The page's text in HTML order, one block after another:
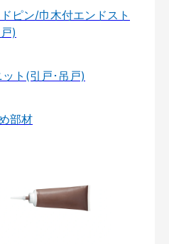
ピン/巾木付エンドスト
)
ト(引戸･吊戸)
部材